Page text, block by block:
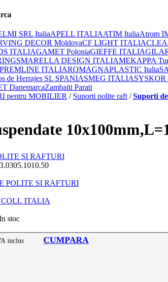
SRL ItaliaAPELL ITALIAATIM ItaliaAtrom
DECOR MoldovaCF LIGHT ITALIA
ITALIAGAMET PoloniaGIEFFE ITALIA
MARELLA DESIGN ITALIAMEKAPPA
PREMLINE ITALIAROMAGNAPLASTIC Italia
de Herrajes SL SPANIASMEG ITALIASYSKOR
DanemarcaZambaiti Parati
pentru MOBILIER / Suporti polite raft /Suporti
POLITE SI RAFTURI
ITALIA
stoc
inclus CUMPARA